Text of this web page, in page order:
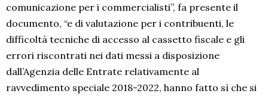
comunicazione per i commercialisti”, fa presente il
documento, “e di valutazione per i contribuenti, le
difficoltà tecniche di accesso al cassetto fiscale e gli
errori riscontrati nei dati messi a disposizione
dall’Agenzia delle Entrate relativamente al
ravvedimento speciale 2018-2022, hanno fatto sì che si